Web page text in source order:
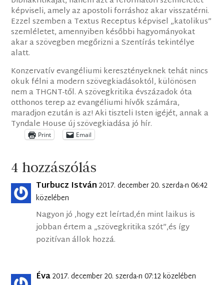
képviseli, amely az apostoli forráshoz akar visszatérni.
Ezzel szemben a Textus Receptus képvisel „katolikus”
szemléletet, amennyiben későbbi hagyományokat
akar a szövegben megőrizni a Szentírás tekintélye
alatt.
Konzervatív evangéliumi keresztényeknek tehát nincs
okuk félni a modern szövegkiadásoktól, különösen
nem a THGNT-től. A szövegkritika évszázadok óta
otthonos terep az evangéliumi hívők számára,
maradjon ezután is az! Aki tiszteli Isten igéjét, annak a
Tyndale House új szövegkiadása jó hír.
Print Email
4 hozzászólás
Turbucz István 2017. december 20. szerda-n 06:42
közelében
Nagyon jó ,hogy ezt leírtad,én mint laikus is
jobban értem a „szövegkritika szót”,és így
pozitívan állok hozzá.
Éva2017. december 20. szerda-n 07:12 közelében